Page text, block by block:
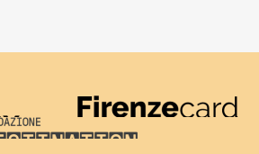
Firenze Card
Florence